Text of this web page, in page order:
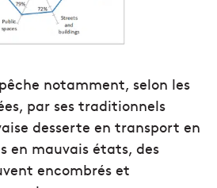
notamment, selon les
par ses traditionnels
desserte en transport en
en mauvais états, des
encombrés et